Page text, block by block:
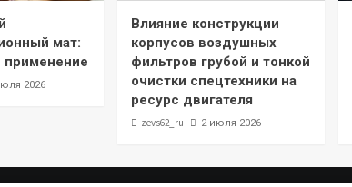
мат:
применение
2026
Влияние конструкции
корпусов воздушных
фильтров грубой и тонкой
очистки спецтехники на
ресурс двигателя
zevs62_ru 2 июля 2026